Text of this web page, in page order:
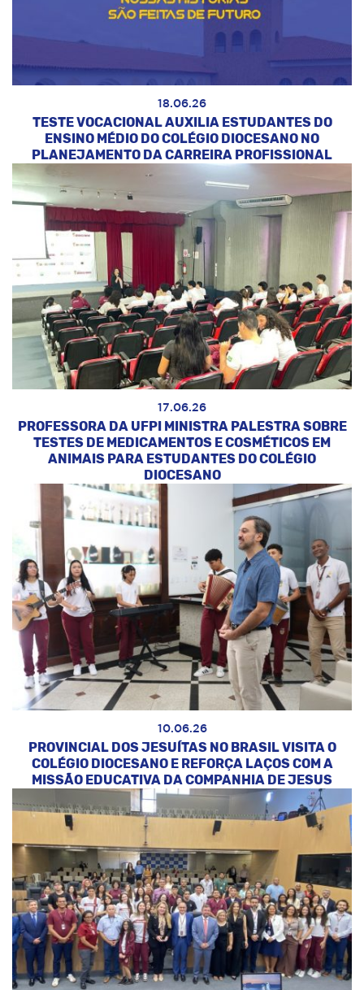
18.06.26
TESTE VOCACIONAL AUXILIA ESTUDANTES DO
ENSINO MÉDIO DO COLÉGIO DIOCESANO NO
PLANEJAMENTO DA CARREIRA PROFISSIONAL
17.06.26
PROFESSORA DA UFPI MINISTRA PALESTRA SOBRE
TESTES DE MEDICAMENTOS E COSMÉTICOS EM
ANIMAIS PARA ESTUDANTES DO COLÉGIO
DIOCESANO
10.06.26
PROVINCIAL DOS JESUÍTAS NO BRASIL VISITA O
COLÉGIO DIOCESANO E REFORÇA LAÇOS COM A
MISSÃO EDUCATIVA DA COMPANHIA DE JESUS